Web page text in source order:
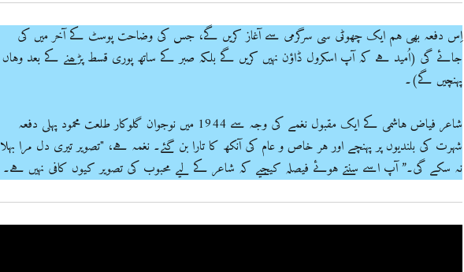
اِس دفعہ بھی ہم ایک چھوٹی سی سرگرمی سے آغاز کریں گے، جس کی وضاحت پوسٹ کے آخر میں کی
جائے گی (اُمید ہے کہ آپ اسکرول ڈاؤن نہیں کریں گے بلکہ صبر کے ساتھ پوری قسط پڑھنے کے بعد وہاں
پہنچیں گے)۔
شاعر فیاض ہاشمی کے ایک مقبول نغمے کی وجہ سے 1944 میں نوجوان گلوکار طلعت محمود پہلی دفعہ
شہرت کی بلندیوں پر پہنچے اور ہر خاص و عام کی آنکھ کا تارا بن گئے۔ نغمہ ہے، "تصویر تیری دل مرا بہلا
نہ سکے گی۔” آپ اسے سنتے ہوئے فیصلہ کیجیے کہ شاعر کے لیے محبوب کی تصویر کیوں کافی نہیں ہے۔